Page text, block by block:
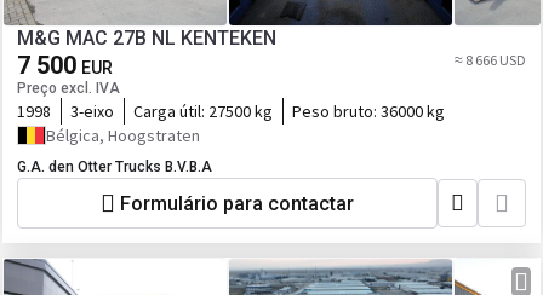
M&G MAC 27B NL KENTEKEN
7 500 EUR
Preço excl. IVA
≈ 8 666 USD
1998 3-eixo Carga útil: 27500 kg Peso bruto: 36000 kg
Bélgica, Hoogstraten
G.A. den Otter Trucks B.V.B.A
Formulário para contactar